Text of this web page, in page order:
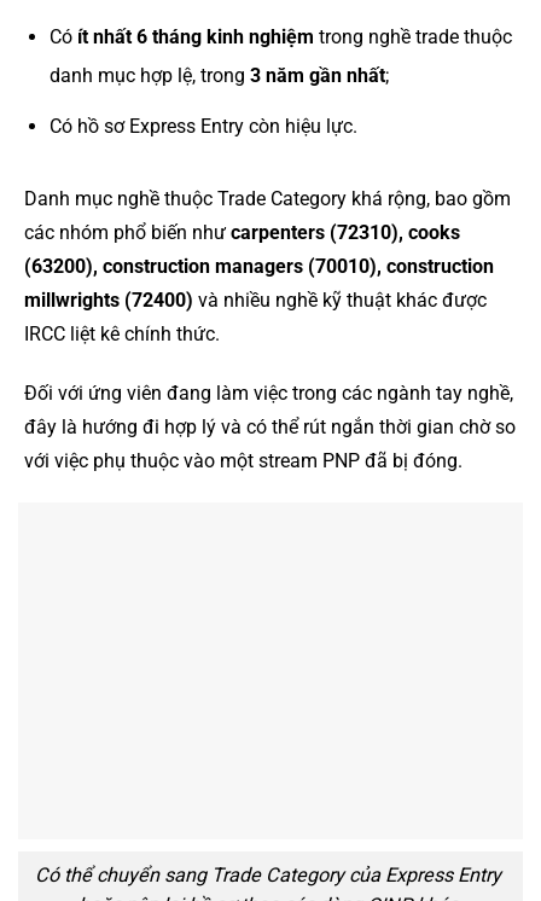
Có ít nhất 6 tháng kinh nghiệm trong nghề trade thuộc
danh mục hợp lệ, trong 3 năm gần nhất;
Có hồ sơ Express Entry còn hiệu lực.
Danh mục nghề thuộc Trade Category khá rộng, bao gồm
các nhóm phổ biến như carpenters (72310), cooks
(63200), construction managers (70010), construction
millwrights (72400) và nhiều nghề kỹ thuật khác được
IRCC liệt kê chính thức.
Đối với ứng viên đang làm việc trong các ngành tay nghề,
đây là hướng đi hợp lý và có thể rút ngắn thời gian chờ so
với việc phụ thuộc vào một stream PNP đã bị đóng.
Có thể chuyển sang Trade Category của Express Entry